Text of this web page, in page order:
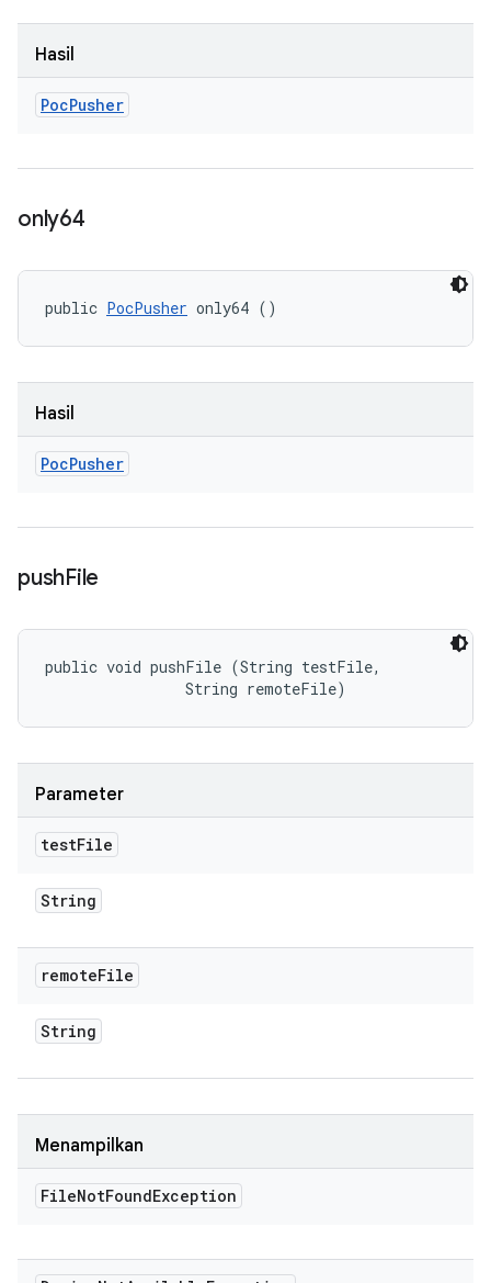
Hasil
PocPusher
only64
public PocPusher only64 ()
Hasil
PocPusher
pushFile
public void pushFile (String testFile,
                String remoteFile)
Parameter
testFile
String
remoteFile
String
Menampilkan
FileNotFoundException